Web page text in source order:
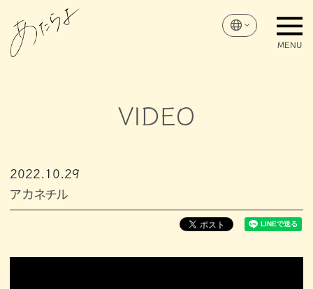
VIDEO
2022 10 29
アカネチル